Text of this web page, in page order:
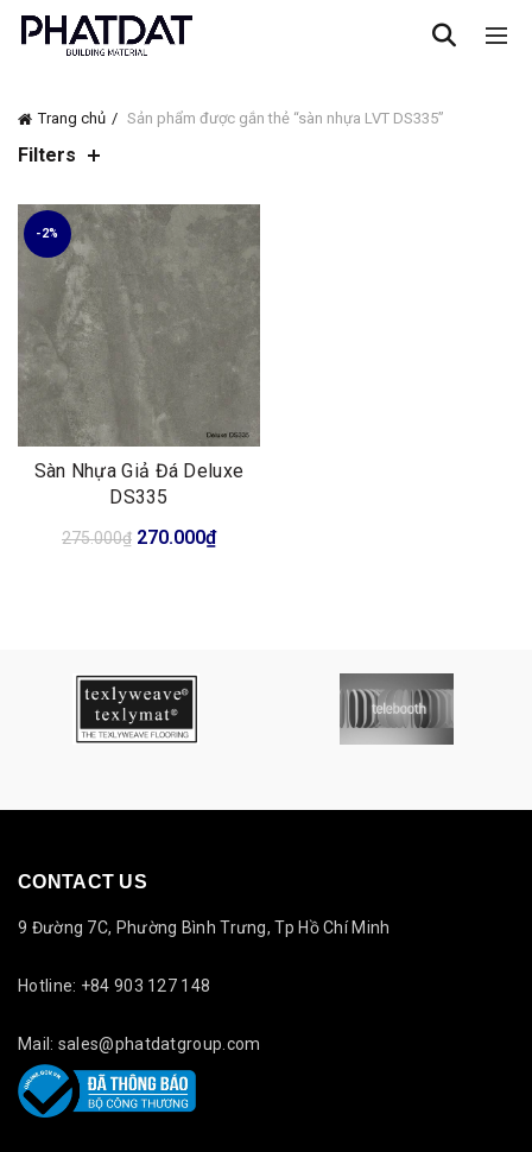
Trang chủ Sản phẩm được gắn thẻ “sàn nhựa LVT DS335”
Filters
-2%
Sàn Nhựa Giả Đá Deluxe
DS335
275.000₫ Giá
270.000₫Giá
CONTACT US
9 Đường 7C, Phường Bình Trưng, Tp Hồ Chí Minh
Hotline: +84 903 127 148
Mail: sales@phatdatgroup.com